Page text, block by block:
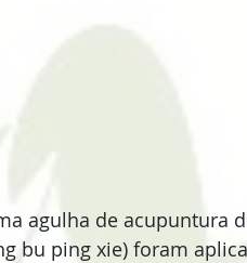
agulha de acupuntura
bu ping xie) foram